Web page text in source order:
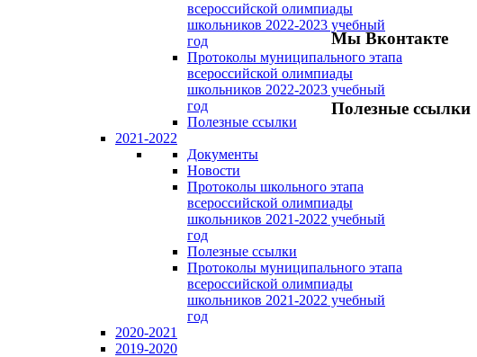
всероссийской олимпиады
школьников 2022-2023 учебный
год
Протоколы муниципального этапа
всероссийской олимпиады
школьников 2022-2023 учебный
год
Полезные ссылки
2021-2022
Документы
Новости
Протоколы школьного этапа
всероссийской олимпиады
школьников 2021-2022 учебный
год
Полезные ссылки
Протоколы муниципального этапа
всероссийской олимпиады
школьников 2021-2022 учебный
год
2020-2021
2019-2020
Мы Вконтакте
Полезные ссылки